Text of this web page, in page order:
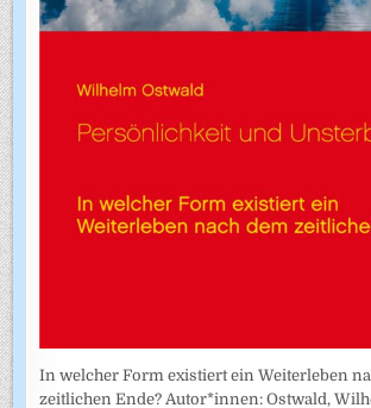
In welcher Form existiert ein Weiterleben
zeitlichen Ende? Autor*innen: Ostwald,